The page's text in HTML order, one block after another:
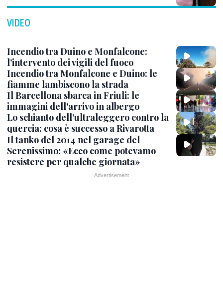
VIDEO
Incendio tra Duino e Monfalcone:
l’intervento dei vigili del fuoco
Incendio tra Monfalcone e Duino: le
fiamme lambiscono la strada
Il Barcellona sbarca in Friuli: le
immagini dell'arrivo in albergo
Lo schianto dell’ultraleggero contro la
quercia: cosa è successo a Rivarotta
Il tanko del 2014 nel garage del
Serenissimo: «Ecco come potevamo
resistere per qualche giornata»